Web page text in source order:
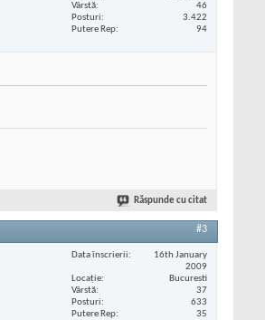
Vârstă
46
Posturi
3.422
Putere Rep
94
Răspunde cu citat
#3
Data înscrierii
16th January
2009
Locaţie
Bucuresti
Vârstă
37
Posturi
633
Putere Rep
35